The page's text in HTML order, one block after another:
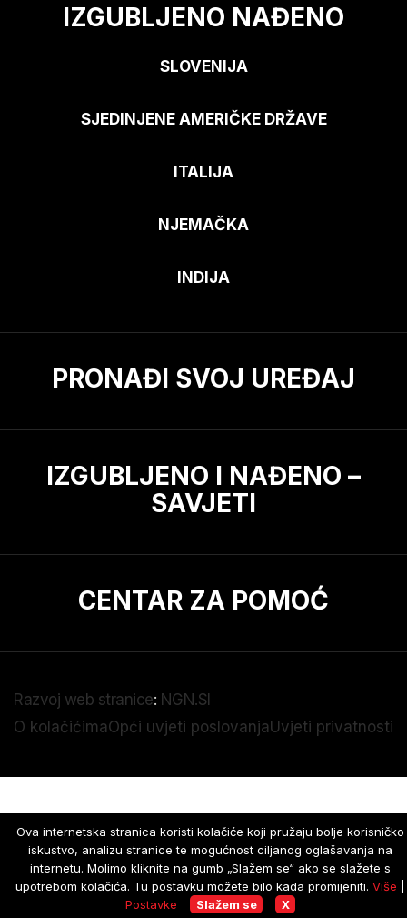
IZGUBLJENO NAĐENO
SLOVENIJA
SJEDINJENE AMERIČKE DRŽAVE
ITALIJA
NJEMAČKA
INDIJA
PRONAĐI SVOJ UREĐAJ
IZGUBLJENO I NAĐENO –
SAVJETI
CENTAR ZA POMOĆ
Razvoj web stranice: NGN.SI
O kolačićimaOpći uvjeti poslovanjaUvjeti privatnosti
Ova internetska stranica koristi kolačiće koji pružaju bolje korisničko
iskustvo, analizu stranice te mogućnost ciljanog oglašavanja na
internetu. Molimo kliknite na gumb „Slažem se“ ako se slažete s
upotrebom kolačića. Tu postavku možete bilo kada promijeniti. Više
Postavke
Slažem se X